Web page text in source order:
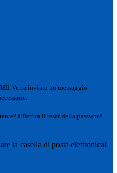
Verrà inviato un messaggio
Effettua il reset della password
la casella di posta elettronica!